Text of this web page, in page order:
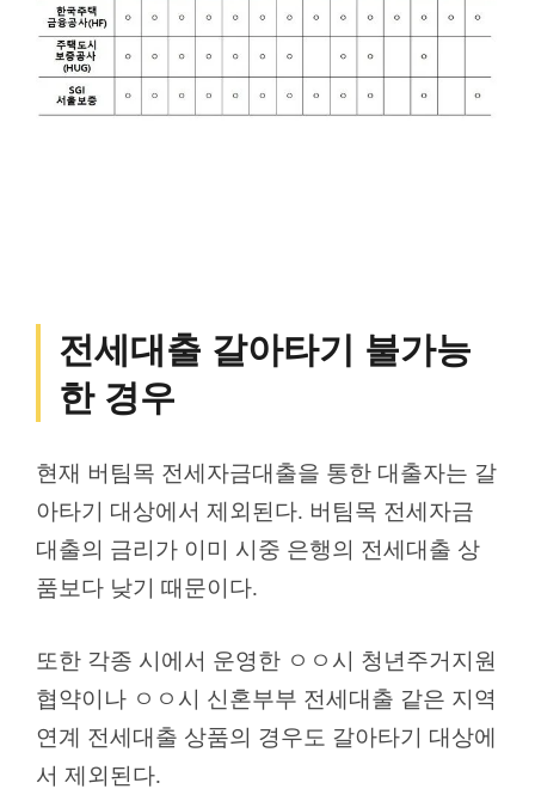
전세대출 갈아타기 불가능
한 경우
현재 버팀목 전세자금대출을 통한 대출자는 갈
아타기 대상에서 제외된다. 버팀목 전세자금
대출의 금리가 이미 시중 은행의 전세대출 상
품보다 낮기 때문이다.
또한 각종 시에서 운영한 ㅇㅇ시 청년주거지원
협약이나 ㅇㅇ시 신혼부부 전세대출 같은 지역
연계 전세대출 상품의 경우도 갈아타기 대상에
서 제외된다.